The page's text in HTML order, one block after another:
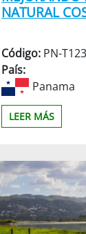
NATURAL
Código: PN-
País:
Panama
LEER MÁS